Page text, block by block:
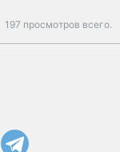
197 просмотров всего.